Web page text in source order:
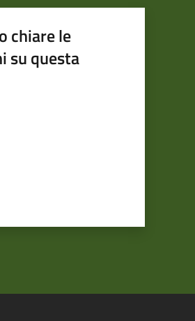
chiare le
su questa